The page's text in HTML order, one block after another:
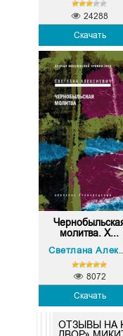
Скачать
24288
молитва. Х...
Светлана
Скачать
8072
ОТЗЫВЫ НА